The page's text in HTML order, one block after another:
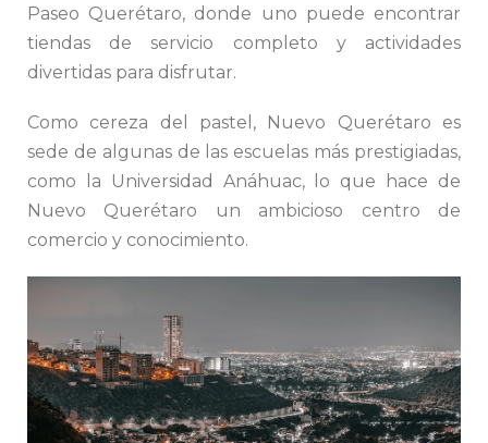
Paseo Querétaro, donde uno puede encontrar
tiendas de servicio completo y actividades
divertidas para disfrutar.
Como cereza del pastel, Nuevo Querétaro es
sede de algunas de las escuelas más prestigiadas,
como la Universidad Anáhuac, lo que hace de
Nuevo Querétaro un ambicioso centro de
comercio y conocimiento.